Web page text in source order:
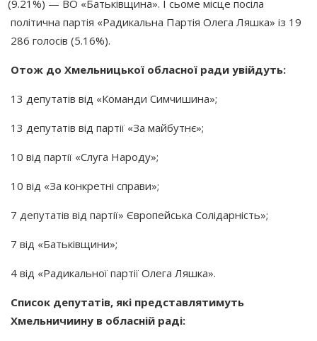
(9.21%) — ВО «Батьківщина». І сьоме місце посіла
політична партія «Радикальна Партія Олега Ляшка» із 19
286 голосів (5.16%).
Отож до Хмельницької обласної ради увійдуть:
13 депутатів від «Команди Симчишина»;
13 депутатів від партії «За майбутнє»;
10 від партії «Слуга Народу»;
10 від «За конкретні справи»;
7 депутатів від партії» Європейська Солідарність»;
7 від «Батьківщини»;
4 від «Радикальної партії Олега Ляшка».
Список депутатів, які представлятимуть
Хмельничиину в обласній раді: